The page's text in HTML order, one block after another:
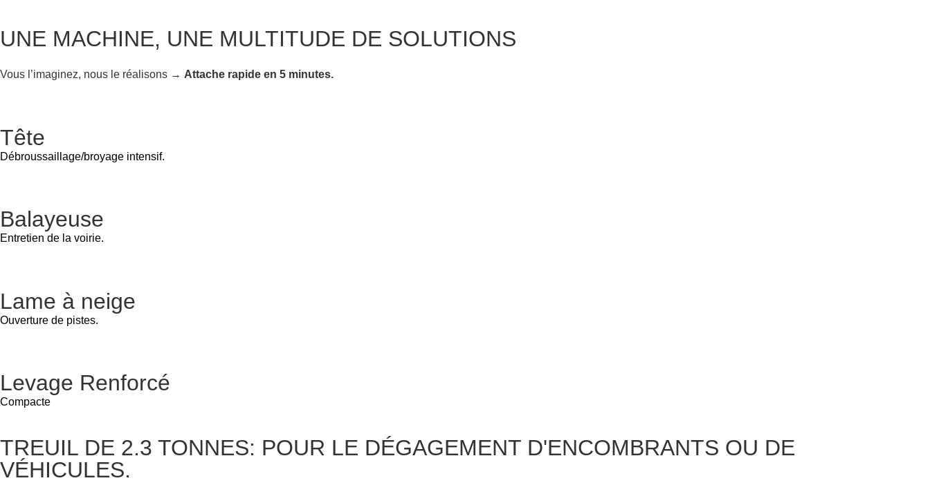
UNE MACHINE, UNE MULTITUDE DE SOLUTIONS
Vous l’imaginez, nous le réalisons → Attache rapide en 5 minutes.
Tête
Débroussaillage/broyage intensif.
Balayeuse
Entretien de la voirie.
Lame à neige
Ouverture de pistes.
Levage Renforcé
Compacte
TREUIL DE 2.3 TONNES: POUR LE DÉGAGEMENT D'ENCOMBRANTS OU DE
VÉHICULES.